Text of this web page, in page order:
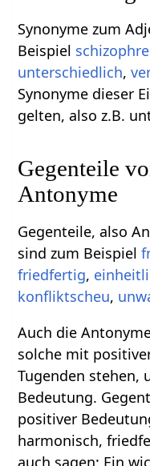
Synonyme zum
Beispiel
unterschiedlich,
Synonyme dieser
gelten, also z.B.
Gegenteile
Antonyme
Gegenteile, also
sind zum Beispiel
friedfertig,
konfliktscheu,
Auch die
solche mit
Tugenden stehen,
Bedeutung.
positiver
harmonisch,